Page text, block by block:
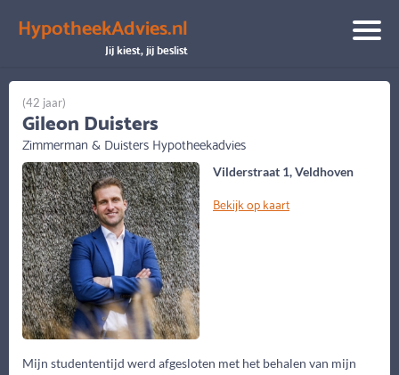
HypotheekAdvies.nl
Jij kiest, jij beslist
1
Vilderstraat 1, Veldhoven
Bekijk op kaart
Mijn studententijd werd afgesloten met het behalen van mijn
(42 jaar)
Gileon Duisters
Zimmerman & Duisters Hypotheekadvies